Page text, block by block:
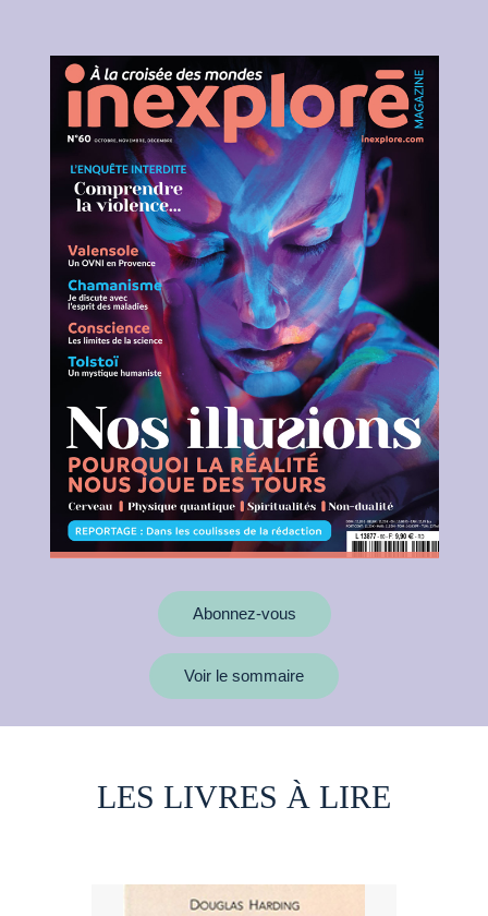
Abonnez-vous
Voir le sommaire
LES LIVRES À LIRE